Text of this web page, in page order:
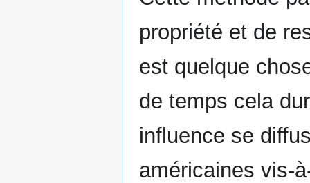
propriété et de
est quelque
de temps cela
influence se
américaines vis-